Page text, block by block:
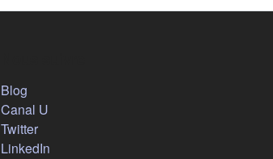
Blog(s'ouvre dans un nouvel onglet)
Canal U(s'ouvre dans un nouvel onglet)
Twitter(s'ouvre dans un nouvel onglet)
LinkedIn(s'ouvre dans un nouvel onglet)